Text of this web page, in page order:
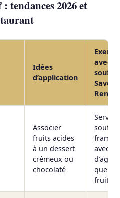
tendances 2026 et
Idées
d’application
avec
soufflé
René
Associer
fruits acides
à un dessert
crémeux ou
chocolaté
Servir
soufflé
avec
fruits